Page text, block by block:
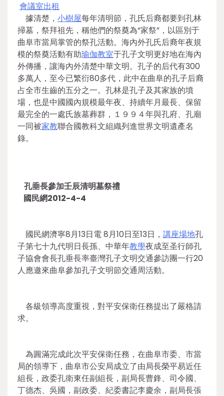
會議室出租
據清楚， 小樹屋每年清明節，孔氏后裔都要到孔林
掃墓，祭拜祖先，稱他們的祭奠為“家祭”，以區別于
曲阜市當局掌管的祭孔活動。海內外孔氏后裔年夜規
模的祭奠活動有助瑜伽教室于孔子文明更好地在海內
外傳播，讓海內外清楚中華文明。孔子的后代有300
多萬人，至今已繁衍80多代，此中在曲阜的孔子后裔
占全市生齒的五分之一。孔林是孔子及其家族的墳
場，也是中國國內規模最年夜、持續年月最長、保留
最完全的一處氏族墓葬群，１９９４年與孔府、孔廟
一同被家教聯合國教科文組織列進世界文明遺產名
錄。
孔垂長參加壬辰清明墓祭禮
國民網2012-4-4
國民網濟寧8月13日電 8月10日至13日， 講座場地孔
子第七十九代明日長孫、中華年教學夜成至圣行師孔
子協會會長孔垂長率臺灣孔子文明交通參訪團一行20
人應邀來曲阜參加孔子文明節交通周活動。
各級領導高度重視，對平安保衛任務提出了嚴格請
求。
為圓滿完成此次平安保衛任務，在曲阜市委、市當
局的領導下，曲阜市公安局成立了由局長榮平易近任
組長，政委孔衛東任副組長，副局長曹鋒、司令國、
丁德杰、吳國，副政委、紀委書記李慶余，副局長張